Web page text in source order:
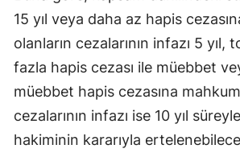
15 yıl veya daha az hapis
olanların cezalarının infazı 5 yıl,
fazla hapis cezası ile müebbet
müebbet hapis cezasına
cezalarının infazı ise 10 yıl
hakiminin kararıyla